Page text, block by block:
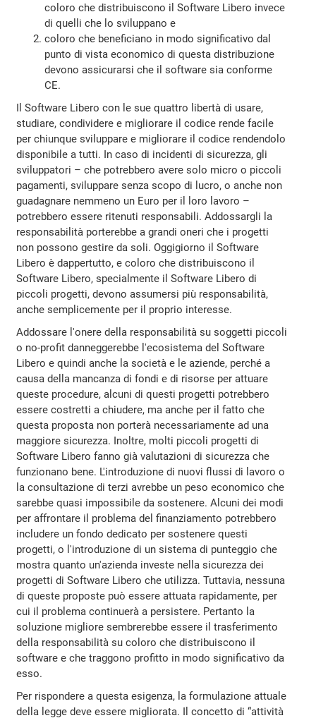
coloro che distribuiscono il Software Libero invece
di quelli che lo sviluppano e
coloro che beneficiano in modo significativo dal
punto di vista economico di questa distribuzione
devono assicurarsi che il software sia conforme
CE.
Il Software Libero con le sue quattro libertà di usare,
studiare, condividere e migliorare il codice rende facile
per chiunque sviluppare e migliorare il codice rendendolo
disponibile a tutti. In caso di incidenti di sicurezza, gli
sviluppatori – che potrebbero avere solo micro o piccoli
pagamenti, sviluppare senza scopo di lucro, o anche non
guadagnare nemmeno un Euro per il loro lavoro –
potrebbero essere ritenuti responsabili. Addossargli la
responsabilità porterebbe a grandi oneri che i progetti
non possono gestire da soli. Oggigiorno il Software
Libero è dappertutto, e coloro che distribuiscono il
Software Libero, specialmente il Software Libero di
piccoli progetti, devono assumersi più responsabilità,
anche semplicemente per il proprio interesse.
Addossare l'onere della responsabilità su soggetti piccoli
o no-profit danneggerebbe l'ecosistema del Software
Libero e quindi anche la società e le aziende, perché a
causa della mancanza di fondi e di risorse per attuare
queste procedure, alcuni di questi progetti potrebbero
essere costretti a chiudere, ma anche per il fatto che
questa proposta non porterà necessariamente ad una
maggiore sicurezza. Inoltre, molti piccoli progetti di
Software Libero fanno già valutazioni di sicurezza che
funzionano bene. L'introduzione di nuovi flussi di lavoro o
la consultazione di terzi avrebbe un peso economico che
sarebbe quasi impossibile da sostenere. Alcuni dei modi
per affrontare il problema del finanziamento potrebbero
includere un fondo dedicato per sostenere questi
progetti, o l'introduzione di un sistema di punteggio che
mostra quanto un'azienda investe nella sicurezza dei
progetti di Software Libero che utilizza. Tuttavia, nessuna
di queste proposte può essere attuata rapidamente, per
cui il problema continuerà a persistere. Pertanto la
soluzione migliore sembrerebbe essere il trasferimento
della responsabilità su coloro che distribuiscono il
software e che traggono profitto in modo significativo da
esso.
Per rispondere a questa esigenza, la formulazione attuale
della legge deve essere migliorata. Il concetto di “attività